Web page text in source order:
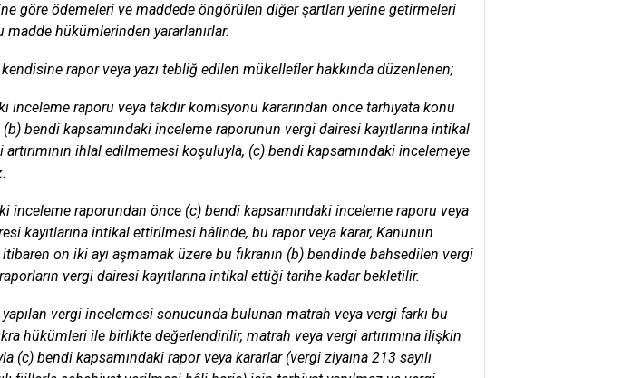
göre ödemeleri ve maddede öngörülen diğer şartları yerine getirmeleri
hükümlerinden yararlanırlar.
rapor veya yazı tebliğ edilen mükellefler hakkında düzenlenen;
inceleme raporu veya takdir komisyonu kararından önce tarhiyata konu
bendi kapsamındaki inceleme raporunun vergi dairesi kayıtlarına intikal
ihlal edilmemesi koşuluyla, (c) bendi kapsamındaki incelemeye
inceleme raporundan önce (c) bendi kapsamındaki inceleme raporu veya
kayıtlarına intikal ettirilmesi hâlinde, bu rapor veya karar, Kanunun
itibaren on iki ayı aşmamak üzere bu fıkranın (b) bendinde bahsedilen vergi
vergi dairesi kayıtlarına intikal ettiği tarihe kadar bekletilir.
vergi incelemesi sonucunda bulunan matrah veya vergi farkı bu
hükümleri ile birlikte değerlendirilir, matrah veya vergi artırımına ilişkin
(c) bendi kapsamındaki rapor veya kararlar (vergi ziyaına 213 sayılı